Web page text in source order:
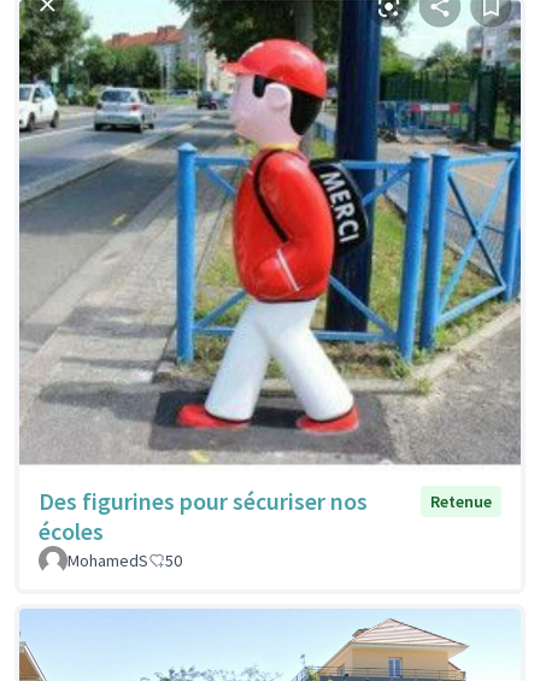
Des figurines pour sécuriser nos
écoles
Retenue
MohamedS 50